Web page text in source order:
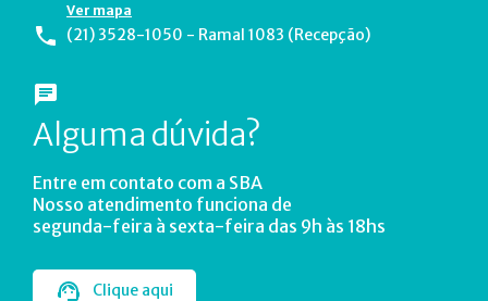
Ver mapa
(21) 3528-1050 - Ramal 1083 (Recepção)
Alguma dúvida?
Entre em contato com a SBA
Nosso atendimento funciona de
segunda-feira à sexta-feira das 9h às 18hs
Clique aqui